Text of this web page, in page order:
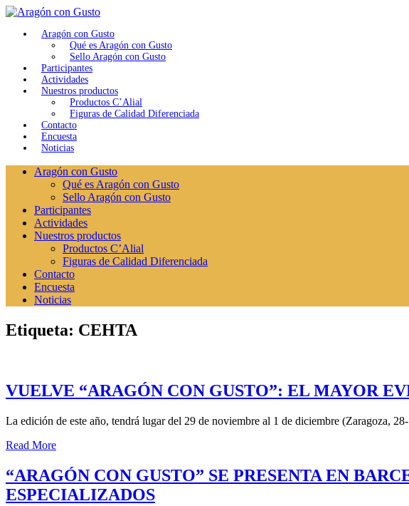
Aragón con Gusto
Qué es Aragón con Gusto
Sello Aragón con Gusto
Participantes
Actividades
Nuestros productos
Productos C’Alial
Figuras de Calidad Diferenciada
Contacto
Encuesta
Noticias
Aragón con Gusto
Qué es Aragón con Gusto
Sello Aragón con Gusto
Participantes
Actividades
Nuestros productos
Productos C’Alial
Figuras de Calidad Diferenciada
Contacto
Encuesta
Noticias
Etiqueta: CEHTA
VUELVE “ARAGÓN CON GUSTO”: EL MAYOR
La edición de este año, tendrá lugar del 29 de noviembre al 1 de diciembre (Zaragoza,
Read More
“ARAGÓN CON GUSTO” SE PRESENTA EN
ESPECIALIZADOS